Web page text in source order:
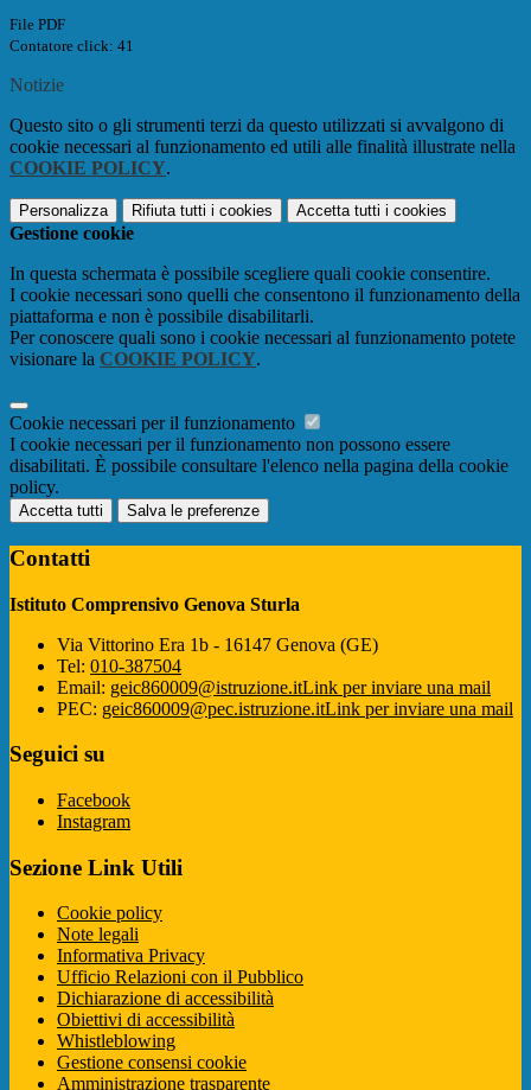
File PDF
Contatore click: 41
Notizie
Questo sito o gli strumenti terzi da questo utilizzati si avvalgono di
cookie necessari al funzionamento ed utili alle finalità illustrate nella
COOKIE POLICY.
Personalizza Rifiuta tutti i cookies Accetta tutti i cookies
Gestione cookie
In questa schermata è possibile scegliere quali cookie consentire.
I cookie necessari sono quelli che consentono il funzionamento della
piattaforma e non è possibile disabilitarli.
Per conoscere quali sono i cookie necessari al funzionamento potete
visionare la COOKIE POLICY.
Cookie necessari per il funzionamento
I cookie necessari per il funzionamento non possono essere
disabilitati. È possibile consultare l'elenco nella pagina della cookie
policy.
Accetta tutti Salva le preferenze
Contatti
Istituto Comprensivo Genova Sturla
Via Vittorino Era 1b - 16147 Genova (GE)
Tel: 010-387504
Email: geic860009@istruzione.itLink per inviare una mail
PEC: geic860009@pec.istruzione.itLink per inviare una mail
Seguici su
Facebook
Instagram
Sezione Link Utili
Cookie policy
Note legali
Informativa Privacy
Ufficio Relazioni con il Pubblico
Dichiarazione di accessibilità
Obiettivi di accessibilità
Whistleblowing
Gestione consensi cookie
Amministrazione trasparente